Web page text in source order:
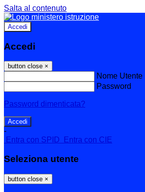
Salta al contenuto
Accedi
Accedi
button close ×
Nome Utente
Password
Password dimenticata?
-
Entra con SPID
Entra con CIE
Seleziona utente
button close ×